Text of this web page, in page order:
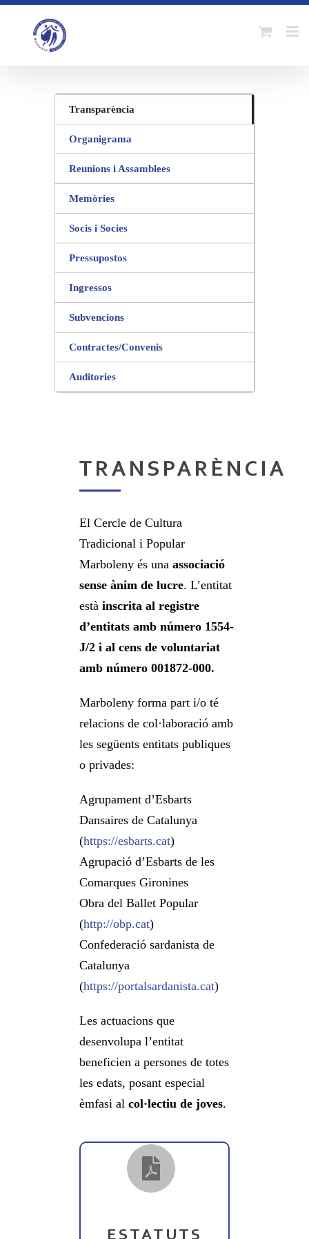
TRANSPARÈNCIA
El Cercle de Cultura
Tradicional i Popular
Marboleny és una associació
sense ànim de lucre. L’entitat
està inscrita al registre
d’entitats amb número 1554-
J/2 i al cens de voluntariat
amb número 001872-000.
Marboleny forma part i/o té
relacions de col·laboració amb
les següents entitats publiques
o privades:
Agrupament d’Esbarts
Dansaires de Catalunya
(https://esbarts.cat)
Agrupació d’Esbarts de les
Comarques Gironines
Obra del Ballet Popular
(http://obp.cat)
Confederació sardanista de
Catalunya
(https://portalsardanista.cat)
Les actuacions que
desenvolupa l’entitat
beneficien a persones de totes
les edats, posant especial
èmfasi al col·lectiu de joves.
Transparència
Organigrama
Reunions i Assamblees
Memòries
Socis i Socies
Pressupostos
Ingressos
Subvencions
Contractes/Convenis
Auditories